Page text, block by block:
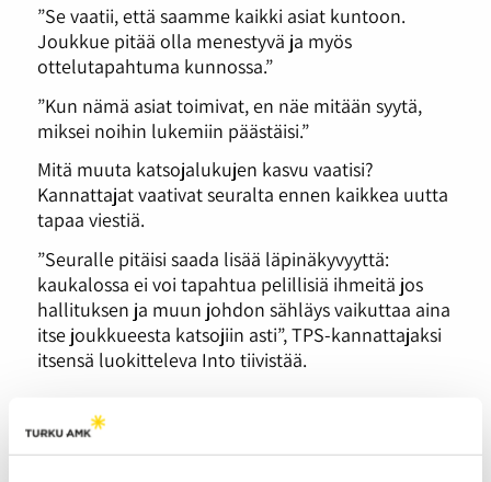
”Se vaatii, että saamme kaikki asiat kuntoon.
Joukkue pitää olla menestyvä ja myös
ottelutapahtuma kunnossa.”
”Kun nämä asiat toimivat, en näe mitään syytä,
miksei noihin lukemiin päästäisi.”
Mitä muuta katsojalukujen kasvu vaatisi?
Kannattajat vaativat seuralta ennen kaikkea uutta
tapaa viestiä.
”Seuralle pitäisi saada lisää läpinäkyvyyttä:
kaukalossa ei voi tapahtua pelillisiä ihmeitä jos
hallituksen ja muun johdon sähläys vaikuttaa aina
itse joukkueesta katsojiin asti”, TPS-kannattajaksi
itsensä luokitteleva Into tiivistää.